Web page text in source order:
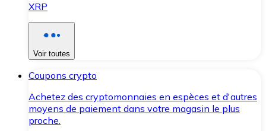
XRP
Voir toutes
Coupons crypto
Achetez des cryptomonnaies en espèces et d'autres
moyens de paiement dans votre magasin le plus
proche.